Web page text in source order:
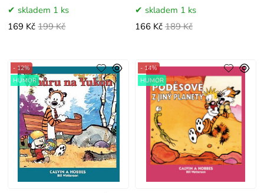
skladem 1 ks
169 Kč 199 Kč
skladem 1 ks
166 Kč 189 Kč
- 12%
HUMOR
- 14%
HUMOR